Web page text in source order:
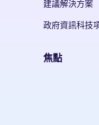
建議解決方案
政府資訊科技
焦點